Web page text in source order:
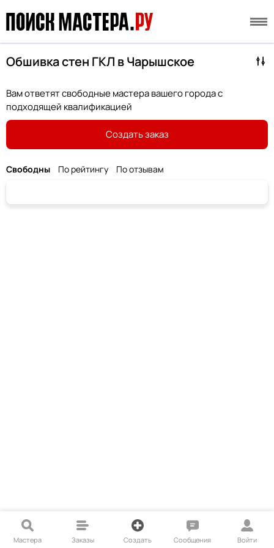
Обшивка стен ГКЛ в Чарышское
Вам ответят свободные мастера вашего города с
подходящей квалификацией
Создать заказ
Свободны По рейтингу По отзывам
Мастера Заказы Создать Сообщения Войти